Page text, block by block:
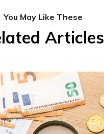
You May Like These
Articles